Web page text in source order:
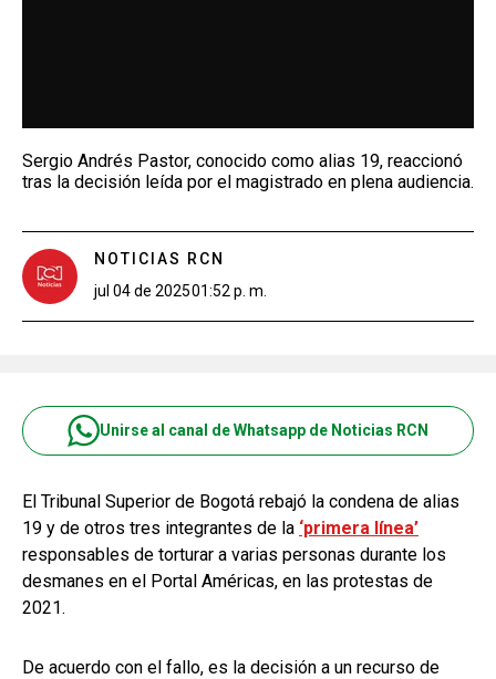
Sergio Andrés Pastor, conocido como alias 19, reaccionó
tras la decisión leída por el magistrado en plena audiencia.
NOTICIAS RCN
jul 04 de 202501:52 p. m.
Unirse al canal de Whatsapp de Noticias RCN
El Tribunal Superior de Bogotá rebajó la condena de alias
19 y de otros tres integrantes de la ‘primera línea’
responsables de torturar a varias personas durante los
desmanes en el Portal Américas, en las protestas de
2021.
De acuerdo con el fallo, es la decisión a un recurso de